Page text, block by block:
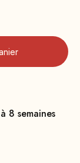
8 semaines